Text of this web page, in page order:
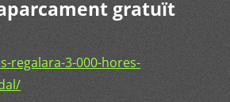
gratuït
regalara-3-000-hores-